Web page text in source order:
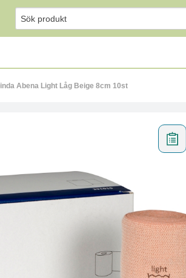
Abena Light Låg Beige 8cm 10st